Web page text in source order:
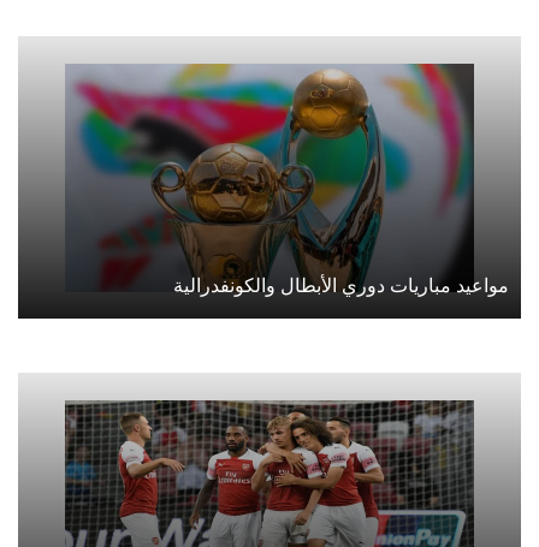
مواعيد مباريات دوري الأبطال والكونفدرالية